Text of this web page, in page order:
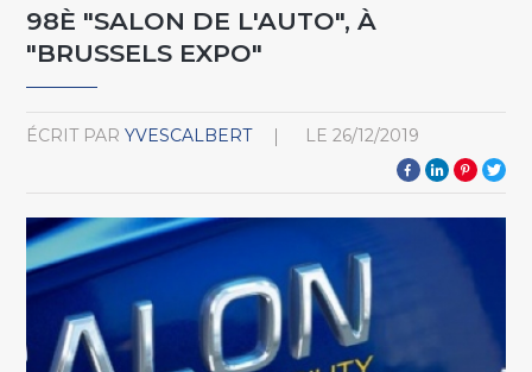
98È "SALON DE L'AUTO", À
"BRUSSELS EXPO"
ÉCRIT PAR YVESCALBERT LE 26/12/2019